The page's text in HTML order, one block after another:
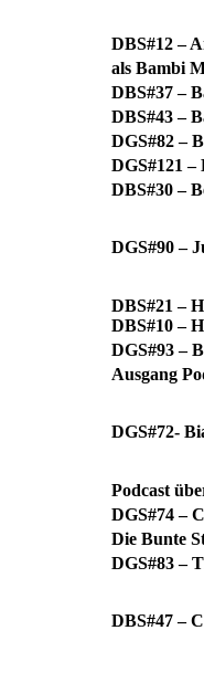
DBS#12 –
als Bambi
DBS#37 –
DBS#43 –
DGS#82 –
DGS#121
DBS#30 –
DGS#90 –
DBS#21 –
DBS#10 –
DGS#93 –
Ausgang
DGS#72-
Podcast
DGS#74 –
Die Bunte
DGS#83 –
DBS#47 –